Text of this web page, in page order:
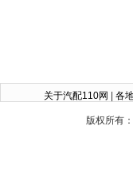
关于汽配110网 各
版权所有